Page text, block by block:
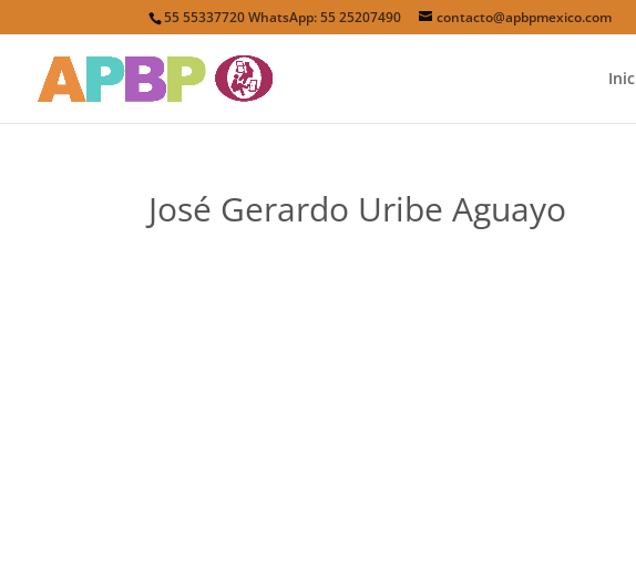
55 55337720 WhatsApp: 55 25207490 contacto@apbpmexico.com
José Gerardo Uribe Aguayo